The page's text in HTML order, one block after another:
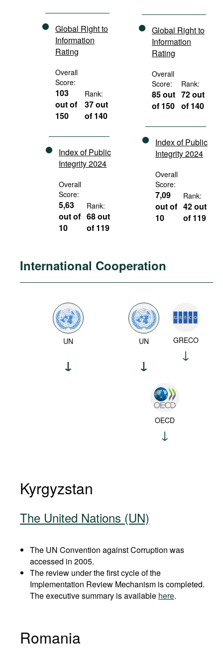
Global Right to
Information
Rating
Overall
Score:
103
out of
150
Rank:
37 out
of 140
Index of Public
Integrity 2024
Overall
Score:
5,63
out of
10
Rank:
68 out
of 119
Global Right to
Information
Rating
Overall
Score:
85 out
of 150
Rank:
72 out
of 140
Index of Public
Integrity 2024
Overall
Score:
7,09
out of
10
Rank:
42 out
of 119
International Cooperation
UN UN GRECO
OECD
Kyrgyzstan
The United Nations (UN)
The UN Convention against Corruption was
accessed in 2005.
The review under the first cycle of the
Implementation Review Mechanism is completed.
The executive summary is available here.
Romania